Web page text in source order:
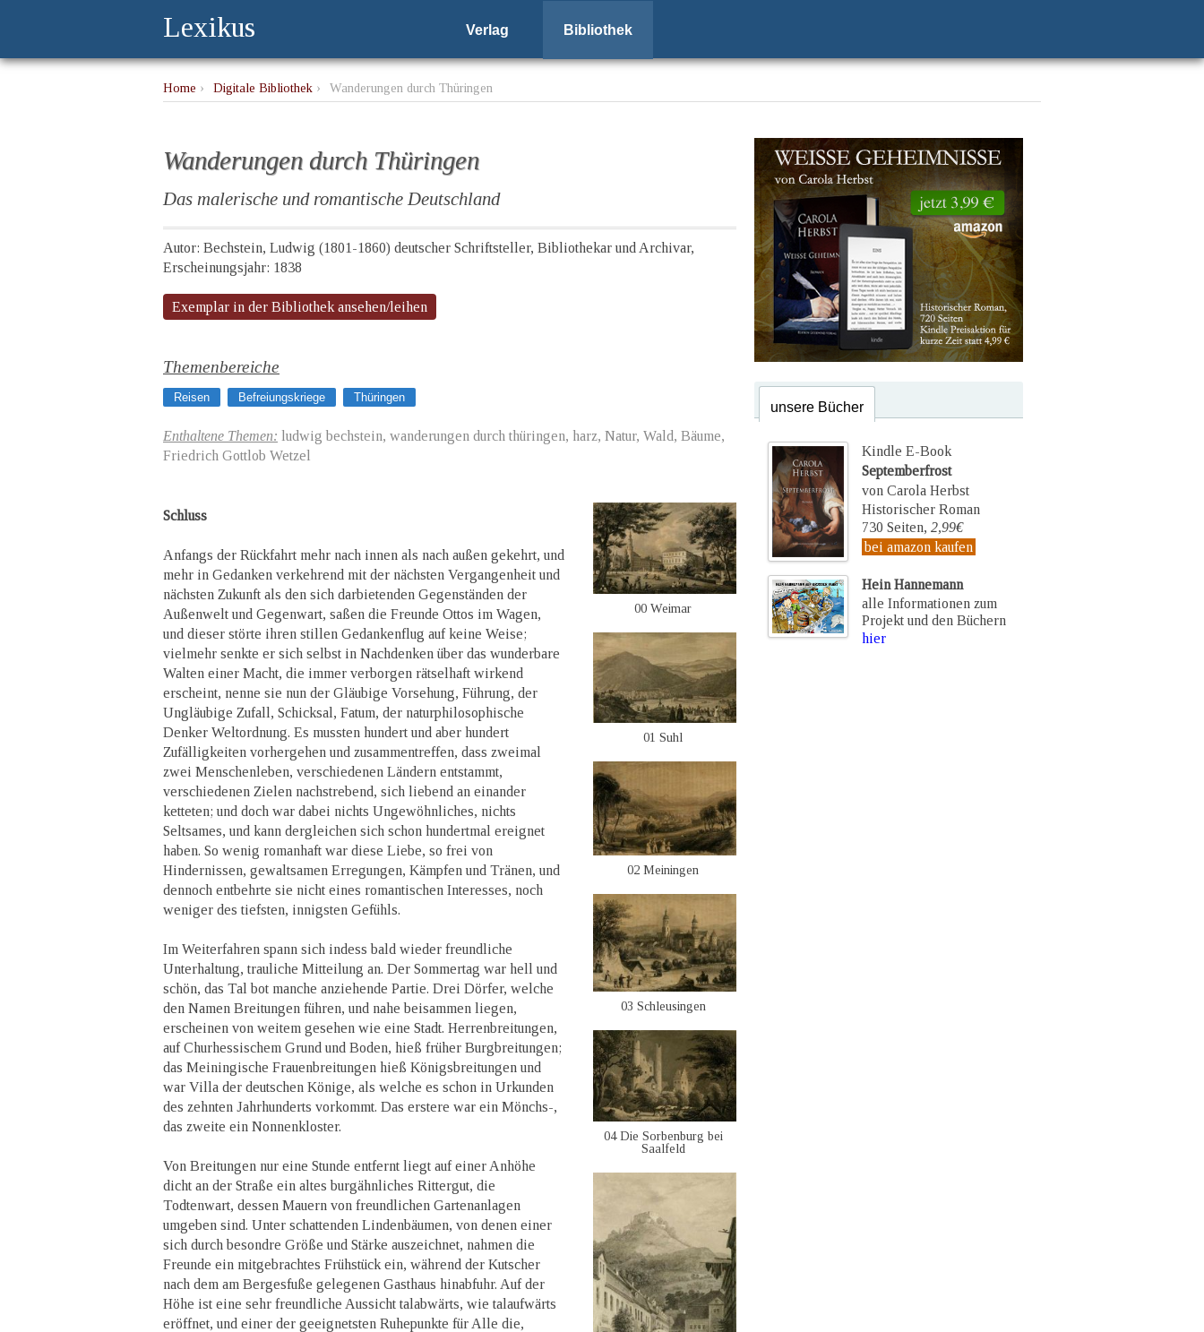
Lexikus Verlag Bibliothek
Home › Digitale Bibliothek › Wanderungen durch Thüringen
Wanderungen durch Thüringen
Das malerische und romantische Deutschland
Autor: Bechstein, Ludwig (1801-1860) deutscher Schriftsteller, Bibliothekar und Archivar,
Erscheinungsjahr: 1838
Exemplar in der Bibliothek ansehen/leihen
Themenbereiche
Reisen Befreiungskriege Thüringen
Enthaltene Themen: ludwig bechstein, wanderungen durch thüringen, harz, Natur, Wald, Bäume,
Friedrich Gottlob Wetzel
Schluss
Anfangs der Rückfahrt mehr nach innen als nach außen gekehrt, und
mehr in Gedanken verkehrend mit der nächsten Vergangenheit und
nächsten Zukunft als den sich darbietenden Gegenständen der
Außenwelt und Gegenwart, saßen die Freunde Ottos im Wagen,
und dieser störte ihren stillen Gedankenflug auf keine Weise;
vielmehr senkte er sich selbst in Nachdenken über das wunderbare
Walten einer Macht, die immer verborgen rätselhaft wirkend
erscheint, nenne sie nun der Gläubige Vorsehung, Führung, der
Ungläubige Zufall, Schicksal, Fatum, der naturphilosophische
Denker Weltordnung. Es mussten hundert und aber hundert
Zufälligkeiten vorhergehen und zusammentreffen, dass zweimal
zwei Menschenleben, verschiedenen Ländern entstammt,
verschiedenen Zielen nachstrebend, sich liebend an einander
ketteten; und doch war dabei nichts Ungewöhnliches, nichts
Seltsames, und kann dergleichen sich schon hundertmal ereignet
haben. So wenig romanhaft war diese Liebe, so frei von
Hindernissen, gewaltsamen Erregungen, Kämpfen und Tränen, und
dennoch entbehrte sie nicht eines romantischen Interesses, noch
weniger des tiefsten, innigsten Gefühls.
Im Weiterfahren spann sich indess bald wieder freundliche
Unterhaltung, trauliche Mitteilung an. Der Sommertag war hell und
schön, das Tal bot manche anziehende Partie. Drei Dörfer, welche
den Namen Breitungen führen, und nahe beisammen liegen,
erscheinen von weitem gesehen wie eine Stadt. Herrenbreitungen,
auf Churhessischem Grund und Boden, hieß früher Burgbreitungen;
das Meiningische Frauenbreitungen hieß Königsbreitungen und
war Villa der deutschen Könige, als welche es schon in Urkunden
des zehnten Jahrhunderts vorkommt. Das erstere war ein Mönchs-,
das zweite ein Nonnenkloster.
Von Breitungen nur eine Stunde entfernt liegt auf einer Anhöhe
dicht an der Straße ein altes burgähnliches Rittergut, die
Todtenwart, dessen Mauern von freundlichen Gartenanlagen
umgeben sind. Unter schattenden Lindenbäumen, von denen einer
sich durch besondre Größe und Stärke auszeichnet, nahmen die
Freunde ein mitgebrachtes Frühstück ein, während der Kutscher
nach dem am Bergesfuße gelegenen Gasthaus hinabfuhr. Auf der
Höhe ist eine sehr freundliche Aussicht talabwärts, wie talaufwärts
eröffnet, und einer der geeignetsten Ruhepunkte für Alle die,
00 Weimar
01 Suhl
02 Meiningen
03 Schleusingen
04 Die Sorbenburg bei
Saalfeld
unsere Bücher
Kindle E-Book
Septemberfrost
von Carola Herbst
Historischer Roman
730 Seiten, 2,99€
bei amazon kaufen
Hein Hannemann
alle Informationen zum
Projekt und den Büchern
hier